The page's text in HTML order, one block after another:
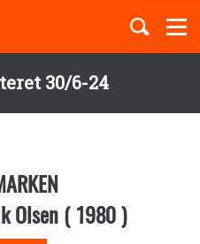
30/6-24
Børnebøger
Temaer
Olsen(1980)